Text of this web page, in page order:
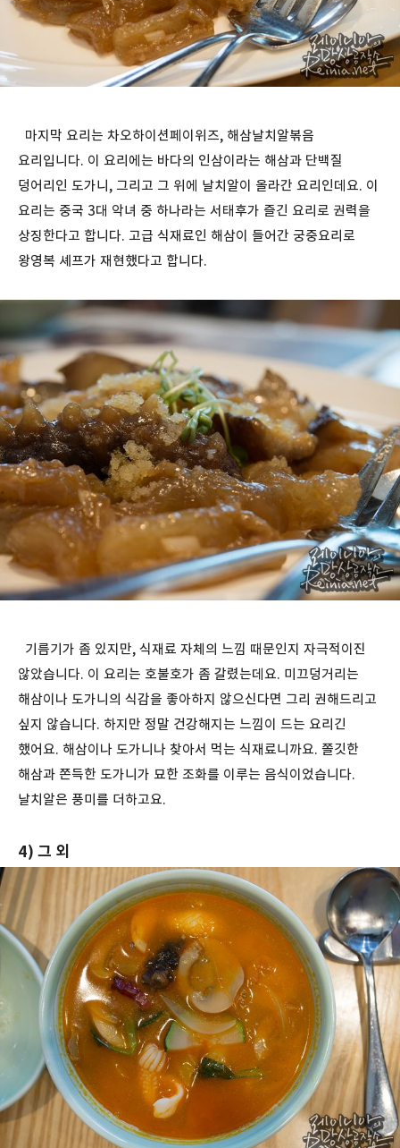
마지막 요리는 차오하이션페이위즈, 해삼날치알볶음
요리입니다. 이 요리에는 바다의 인삼이라는 해삼과 단백질
덩어리인 도가니, 그리고 그 위에 날치알이 올라간 요리인데요. 이
요리는 중국 3대 악녀 중 하나라는 서태후가 즐긴 요리로 권력을
상징한다고 합니다. 고급 식재료인 해삼이 들어간 궁중요리로
왕영복 셰프가 재현했다고 합니다.
기름기가 좀 있지만, 식재료 자체의 느낌 때문인지 자극적이진
않았습니다. 이 요리는 호불호가 좀 갈렸는데요. 미끄덩거리는
해삼이나 도가니의 식감을 좋아하지 않으신다면 그리 권해드리고
싶지 않습니다. 하지만 정말 건강해지는 느낌이 드는 요리긴
했어요. 해삼이나 도가니나 찾아서 먹는 식재료니까요. 쫄깃한
해삼과 쫀득한 도가니가 묘한 조화를 이루는 음식이었습니다.
날치알은 풍미를 더하고요.
4) 그 외